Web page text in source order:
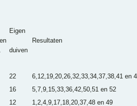
Eigen
duiven
Resultaten
22
6,12,19,20,26,32,33,34,37,38,41 en
16
5,7,9,15,33,36,42,50,51 en 52
12 1,2,4,9,17,18,20,37,48 en 49